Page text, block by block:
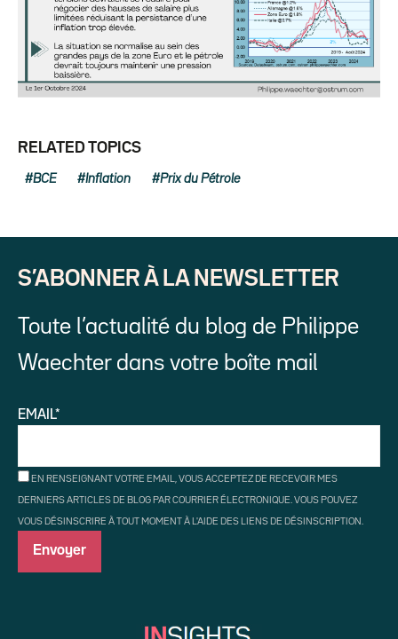
RELATED TOPICS
BCE Inflation Prix du Pétrole
S’ABONNER À LA NEWSLETTER
Toute l’actualité du blog de Philippe
Waechter dans votre boîte mail
EMAIL*
EN RENSEIGNANT VOTRE EMAIL, VOUS ACCEPTEZ DE RECEVOIR MES
DERNIERS ARTICLES DE BLOG PAR COURRIER ÉLECTRONIQUE. VOUS POUVEZ
VOUS DÉSINSCRIRE À TOUT MOMENT À L'AIDE DES LIENS DE DÉSINSCRIPTION.